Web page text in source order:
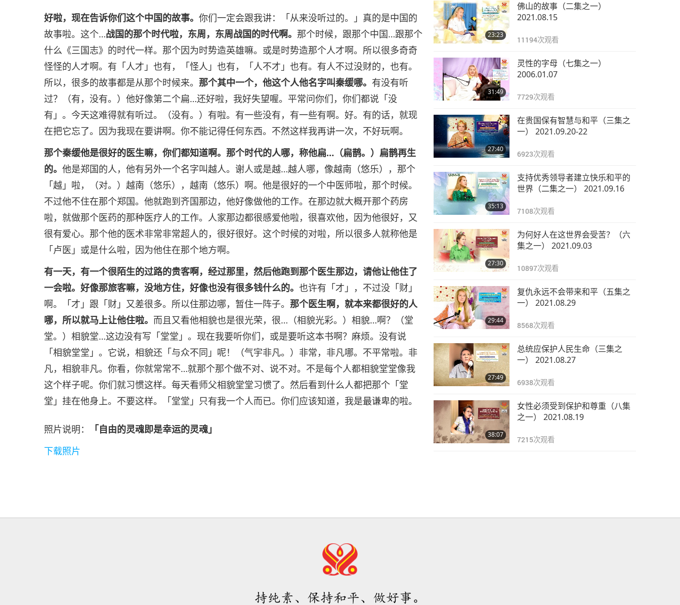
好啦，现在告诉你们这个中国的故事。你们一定会跟我讲：「从来没听过的。」真的是中国的
故事啦。这个…战国的那个时代啦，东周，东周战国的时代啊。 那个时候，跟那个中国…跟那个
什么《三国志》的时代一样。那个因为时势造英雄嘛。或是时势造那个人才啊。所以很多奇奇
怪怪的人才啊。有「人才」也有，「怪人」也有，「人不才」也有。有人不过没财的，也有。
所以，很多的故事都是从那个时候来。 那个其中一个，他这个人他名字叫秦缓哪。 有没有听
过？（有，没有。）他好像第二个扁…还好啦，我好失望喔。平常问你们，你们都说「没
有」。今天这难得就有听过。（没有。）有啦。有一些没有，有一些有啊。好。有的话，就现
在把它忘了。因为我现在要讲啊。你不能记得任何东西。不然这样我再讲一次，不好玩啊。
那个秦缓他是很好的医生嘛，你们都知道啊。那个时代的人哪，称他扁…（扁鹊。）扁鹊再生
的。他是郑国的人，他有另外一个名字叫越人。谢人或是越…越人哪，像越南（悠乐），那个
「越」啦，（对。）越南（悠乐），越南（悠乐）啊。他是很好的一个中医师啦，那个时候。
不过他不住在那个郑国。他就跑到齐国那边，他好像做他的工作。在那边就大概开那个药房
啦，就做那个医药的那种医疗人的工作。人家那边都很感爱他啦，很喜欢他，因为他很好，又
很有爱心。那个他的医术非常非常超人的，很好很好。这个时候的对啦，所以很多人就称他是
「卢医」或是什么啦，因为他住在那个地方啊。
有一天，有一个很陌生的过路的贵客啊，经过那里，然后他跑到那个医生那边，请他让他住了
一会啦。好像那旅客嘛，没地方住，好像也没有很多钱什么的。也许有「才」，不过没「财」
啊。「才」跟「财」又差很多。所以住那边哪，暂住一阵子。 那个医生啊，就本来都很好的人
哪，所以就马上让他住啦。 而且又看他相貌也是很光荣，很…（相貌光彩。）相貌…啊？（堂
堂。）相貌堂…这边没有写「堂堂」。现在我要听你们，或是要听这本书啊？麻烦。没有说
「相貌堂堂」。它说，相貌还「与众不同」呢！（气宇非凡。）非常，非凡哪。不平常啦。非
凡，相貌非凡。你看，你就常常不…就那个那个做不对、说不对。不是每个人都相貌堂堂像我
这个样子呢。你们就习惯这样。每天看师父相貌堂堂习惯了。然后看到什么人都把那个「堂
堂」挂在他身上。不要这样。「堂堂」只有我一个人而已。你们应该知道，我是最谦卑的啦。
照片说明：
「自由的灵魂即是幸运的灵魂」
下载照片
23:23
佛山的故事（二集之一）
2021.08.15
11194次观看
31:49
灵性的字母（七集之一）
2006.01.07
7729次观看
27:40
在贵国保有智慧与和平（三集之
一） 2021.09.20-22
6923次观看
35:13
支持优秀领导者建立快乐和平的
世界（二集之一） 2021.09.16
7108次观看
27:30
为何好人在这世界会受苦？（六
集之一） 2021.09.03
10897次观看
29:44
复仇永远不会带来和平（五集之
一） 2021.08.29
8568次观看
27:49
总统应保护人民生命（三集之
一） 2021.08.27
6938次观看
38:07
女性必须受到保护和尊重（八集
之一） 2021.08.19
7215次观看
持纯素、保持和平、做好事。